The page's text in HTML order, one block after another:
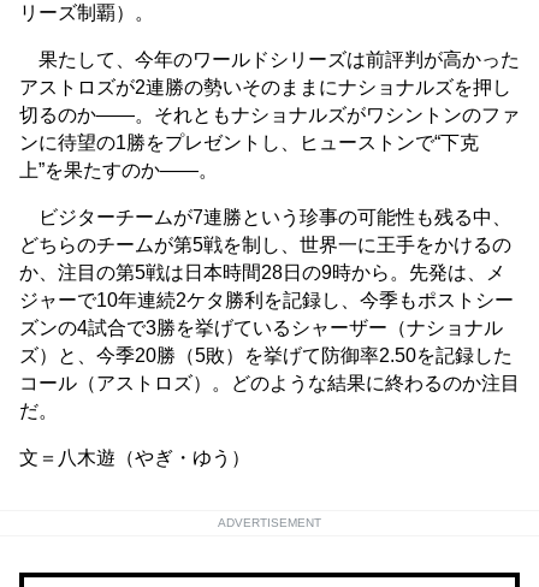
リーズ制覇）。
果たして、今年のワールドシリーズは前評判が高かった
アストロズが2連勝の勢いそのままにナショナルズを押し
切るのか――。それともナショナルズがワシントンのファ
ンに待望の1勝をプレゼントし、ヒューストンで“下克
上”を果たすのか――。
ビジターチームが7連勝という珍事の可能性も残る中、
どちらのチームが第5戦を制し、世界一に王手をかけるの
か、注目の第5戦は日本時間28日の9時から。先発は、メ
ジャーで10年連続2ケタ勝利を記録し、今季もポストシー
ズンの4試合で3勝を挙げているシャーザー（ナショナル
ズ）と、今季20勝（5敗）を挙げて防御率2.50を記録した
コール（アストロズ）。どのような結果に終わるのか注目
だ。
文＝八木遊（やぎ・ゆう）
ADVERTISEMENT